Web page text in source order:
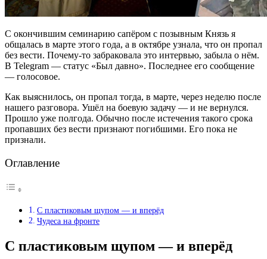
С окончившим семинарию сапёром с позывным Князь я
общалась в марте этого года, а в октябре узнала, что он пропал
без вести. Почему-то забраковала это интервью, забыла о нём.
В Telegram — статус «Был давно». Последнее его сообщение
— голосовое.
Как выяснилось, он пропал тогда, в марте, через неделю после
нашего разговора. Ушёл на боевую задачу — и не вернулся.
Прошло уже полгода. Обычно после истечения такого срока
пропавших без вести признают погибшими. Его пока не
признали.
Оглавление
С пластиковым щупом — и вперёд
Чудеса на фронте
С пластиковым щупом — и вперёд